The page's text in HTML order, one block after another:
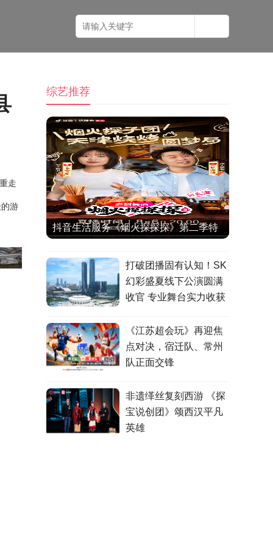
走
游
综艺推荐
抖音生活服务《烟火探探探》第二季特
津
打破团播固有认知！SK
幻彩盛夏线下公演圆满
收官 专业舞台实力收获
《江苏超会玩》再迎焦
点对决，宿迁队、常州
队正面交锋
非遗缂丝复刻西游 《探
宝说创团》颂西汉平凡
英雄